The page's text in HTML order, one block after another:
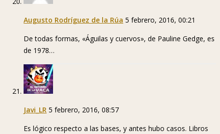
Augusto Rodríguez de la Rúa 5 febrero, 2016, 00:21
De todas formas, «Águilas y cuervos», de Pauline Gedge, es
de 1978…
Javi_LR 5 febrero, 2016, 08:57
Es lógico respecto a las bases, y antes hubo casos. Libros